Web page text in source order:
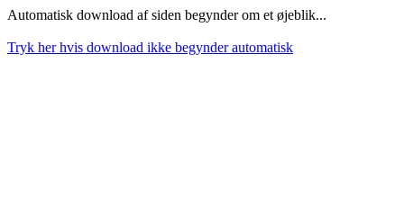
Automatisk download af siden begynder om et øjeblik...
Tryk her hvis download ikke begynder automatisk